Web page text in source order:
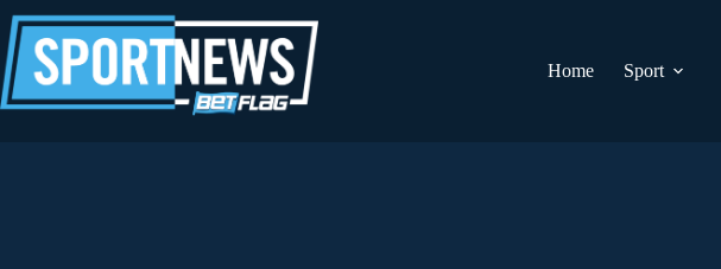
al
contenuto
Home
Sport